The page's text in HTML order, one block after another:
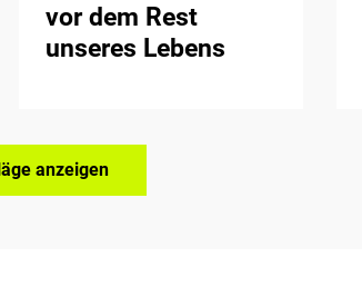
vor dem Rest
unseres Lebens
anzeigen